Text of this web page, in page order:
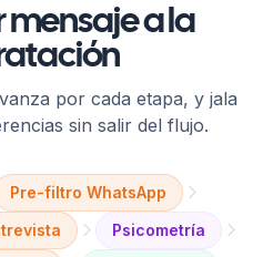
mensaje a la
por cada etapa, y jala
sin salir del flujo.
Pre-filtro WhatsApp
Psicometría